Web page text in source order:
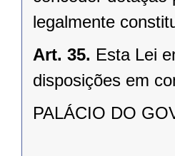
legalmente
Art. 35. Esta Lei
disposições em
PALÁCIO DO